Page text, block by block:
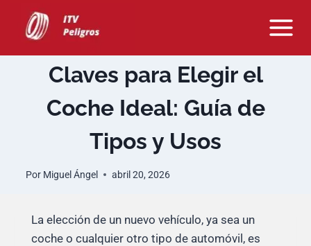
Claves para Elegir el
Coche Ideal: Guía de
Tipos y Usos
Por Miguel Ángel abril 20, 2026
La elección de un nuevo vehículo, ya sea un
coche o cualquier otro tipo de automóvil, es